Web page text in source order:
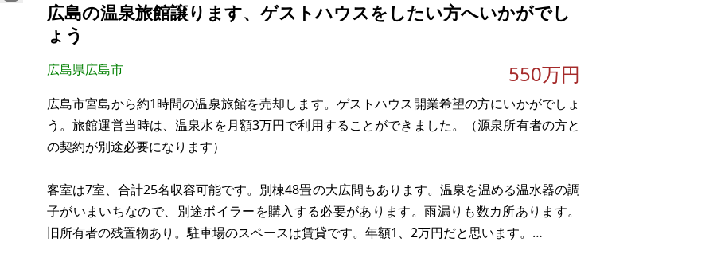
希望価格：400万円
広島の温泉旅館譲ります、ゲストハウスをしたい方へいかがでし
ょう
広島県広島市 550万円
広島市宮島から約1時間の温泉旅館を売却します。ゲストハウス開業希望の方にいかがでしょ
う。旅館運営当時は、温泉水を月額3万円で利用することができました。（源泉所有者の方と
の契約が別途必要になります）
客室は7室、合計25名収容可能です。別棟48畳の大広間もあります。温泉を温める温水器の調
子がいまいちなので、別途ボイラーを購入する必要があります。雨漏りも数カ所あります。
旧所有者の残置物あり。駐車場のスペースは賃貸です。年額1、2万円だと思います。